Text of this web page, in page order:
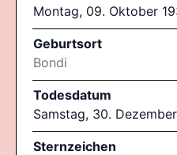
Montag, 09. Oktober
Geburtsort
Bondi
Todesdatum
Samstag, 30.
Sternzeichen